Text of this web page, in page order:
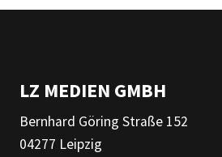
LZ MEDIEN GMBH
Bernhard Göring Straße 152
04277 Leipzig